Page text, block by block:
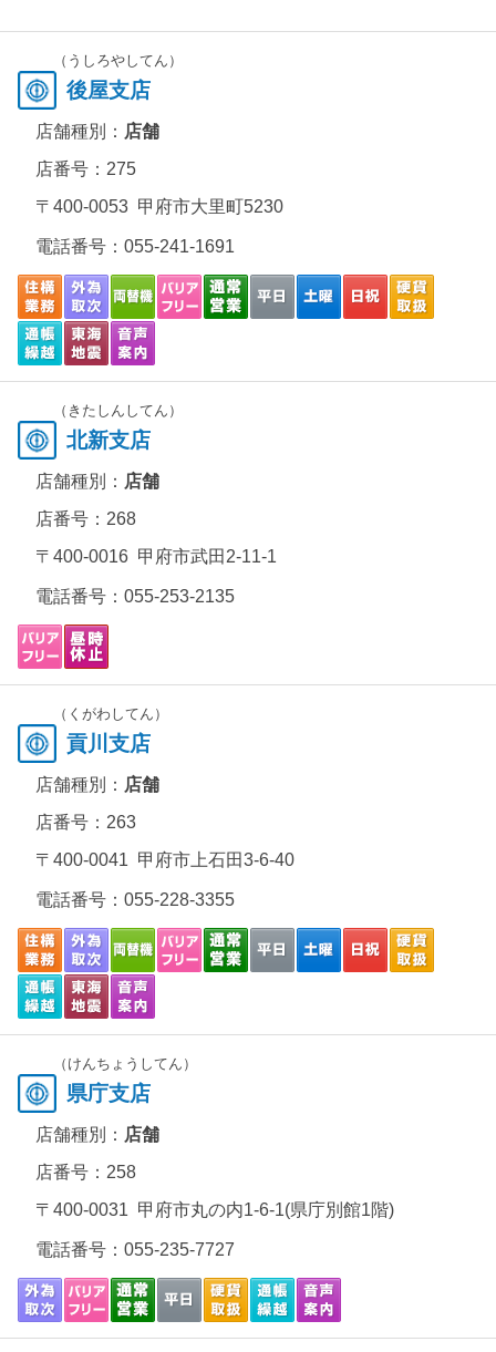
（うしろやしてん）
後屋支店
店舗種別： 店舗
店番号：275
〒400-0053 甲府市大里町5230
電話番号： 055-241-1691
（きたしんしてん）
北新支店
店舗種別： 店舗
店番号：268
〒400-0016 甲府市武田2-11-1
電話番号： 055-253-2135
（くがわしてん）
貢川支店
店舗種別： 店舗
店番号：263
〒400-0041 甲府市上石田3-6-40
電話番号： 055-228-3355
（けんちょうしてん）
県庁支店
店舗種別： 店舗
店番号：258
〒400-0031 甲府市丸の内1-6-1(県庁別館1階)
電話番号： 055-235-7727